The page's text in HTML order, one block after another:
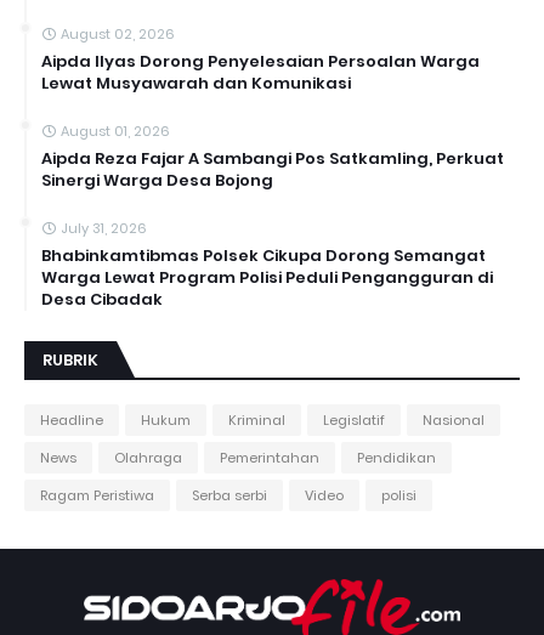
August 02, 2026
Aipda Ilyas Dorong Penyelesaian Persoalan Warga
Lewat Musyawarah dan Komunikasi
August 01, 2026
Aipda Reza Fajar A Sambangi Pos Satkamling, Perkuat
Sinergi Warga Desa Bojong
July 31, 2026
Bhabinkamtibmas Polsek Cikupa Dorong Semangat
Warga Lewat Program Polisi Peduli Pengangguran di
Desa Cibadak
RUBRIK
Headline Hukum Kriminal Legislatif
Nasional
News
Olahraga Pemerintahan
Pendidikan
Ragam Peristiwa
Serba serbi Video polisi